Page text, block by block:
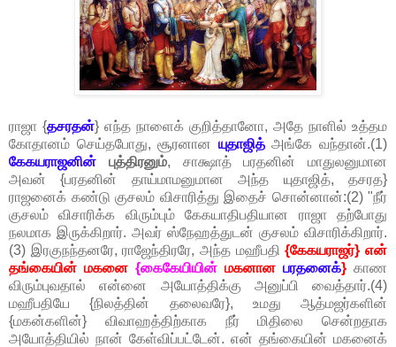
ராஜா {தசரதன்} எந்த நாளைக் குறித்தானோ, அதே நாளில் உத்தம
கோதானம் செய்தபோது, சூரனான யுதாஜித்அங்கே வந்தான்.(1)
கேகயராஜனின்
புத்திரனும், சாக்ஷாத் பரதனின் மாதுலனுமான
அவன் {பரதனின் தாய்மாமனுமான அந்த யுதாஜித், தசரத}
ராஜனைக் கண்டு குசலம் விசாரித்து இதைச் சொன்னான்:(2) "நீர்
குசலம் விசாரிக்க விரும்பும் கேகயாதிபதியான ராஜா தற்போது
நலமாக இருக்கிறார். அவர் ஸ்நேஹத்துடன் குசலம் விசாரிக்கிறார்.
(3) இரகுநந்தனரே, ராஜேந்திரரே, அந்த மஹீபதி{கேகயராஜர்} என்
தங்கையின் மகனை {கைகேயியின் மகனான பரதனைக்} காண
விரும்புவதால் என்னை அயோத்திக்கு அனுப்பி வைத்தார்.(4)
மஹீபதியே {நிலத்தின் தலைவரே}, உமது ஆத்மஜர்களின்
{மகன்களின்} விவாஹத்திற்காக நீர் மிதிலை சென்றதாக
அயோத்தியில் நான் கேள்விப்பட்டேன். என் தங்கையின் மகனைக்